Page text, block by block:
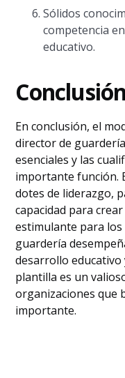
Sólidos
competencia
educativo.
Conclusión
En conclusión, el
director de
esenciales y las
importante función.
dotes de liderazgo,
capacidad para
estimulante para
guardería
desarrollo educativo
plantilla es un
organizaciones que
importante.